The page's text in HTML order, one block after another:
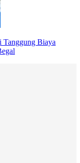
Tanggung Biaya